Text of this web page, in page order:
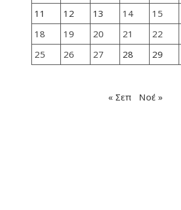
11
12 13 14 15
18
19 20 21 22
25
26 27 28 29
« Σεπ Νοέ »